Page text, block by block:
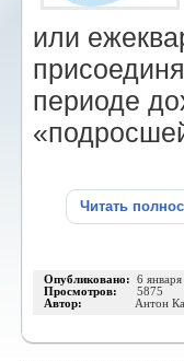
или
периоде
Читать
Опубликовано: 6
Просмотров: 5875
Автор: Антон